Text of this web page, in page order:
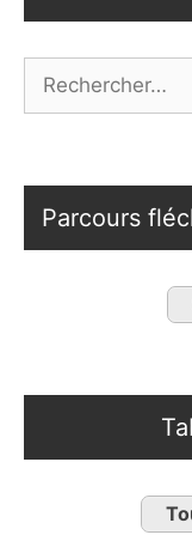
Parcours